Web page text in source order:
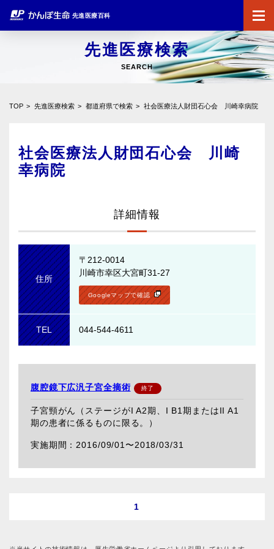
先進医療百科
先進医療検索
SEARCH
TOP 先進医療検索 都道府県で検索 社会医療法人財団石心会 川崎幸病院
社会医療法人財団石心会 川崎
幸病院
詳細情報
住所
〒212-0014
川崎市幸区大宮町31-27
Googleマップで確認
TEL 044-544-4611
腹腔鏡下広汎子宮全摘術
子宮頸がん（ステージがI A2期、I B1期またはII A1
期の患者に係るものに限る。）
2016/09/01〜2018/03/31
1